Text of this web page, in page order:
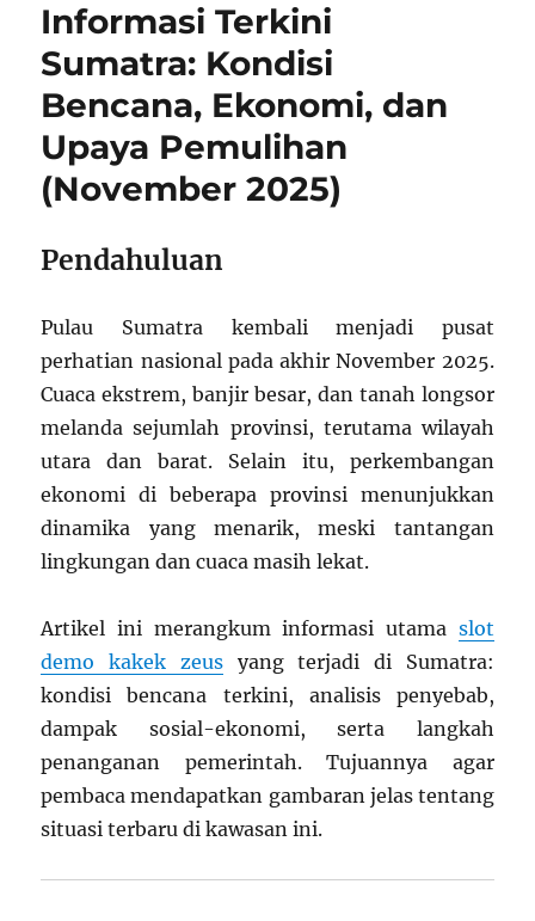
Informasi Terkini
Sumatra: Kondisi
Bencana, Ekonomi, dan
Upaya Pemulihan
(November 2025)
Pendahuluan
Pulau Sumatra kembali menjadi pusat
perhatian nasional pada akhir November 2025.
Cuaca ekstrem, banjir besar, dan tanah longsor
melanda sejumlah provinsi, terutama wilayah
utara dan barat. Selain itu, perkembangan
ekonomi di beberapa provinsi menunjukkan
dinamika yang menarik, meski tantangan
lingkungan dan cuaca masih lekat.
Artikel ini merangkum informasi utama slot
demo kakek zeusyang terjadi di Sumatra:
kondisi bencana terkini, analisis penyebab,
dampak sosial-ekonomi, serta langkah
penanganan pemerintah. Tujuannya agar
pembaca mendapatkan gambaran jelas tentang
situasi terbaru di kawasan ini.